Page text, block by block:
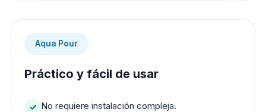
Aqua Pour
Práctico y fácil de usar
No requiere instalación compleja.